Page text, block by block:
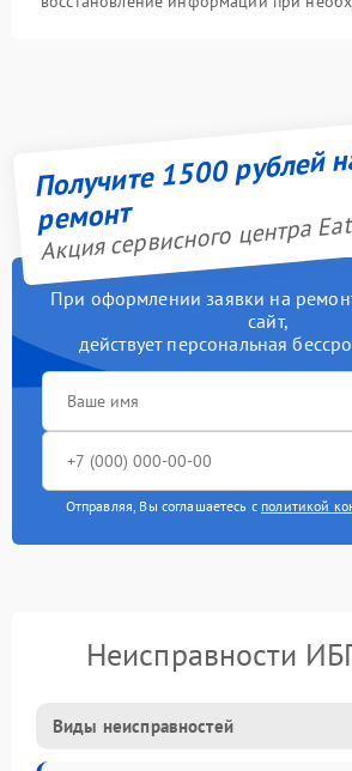
Получите 1500 рублей
ремонт
Акция сервисного центра
При оформлении заявки на
сайт,
действует персональная
Отправляя, Вы соглашаетесь с политикой
Неисправности
Виды неисправностей